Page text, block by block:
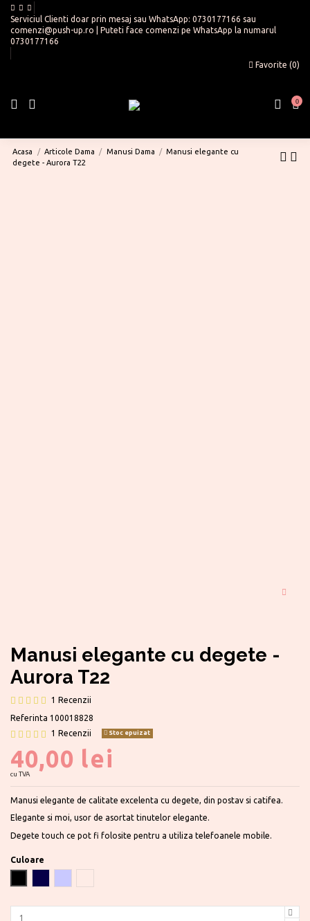
Serviciul Clienti doar prin mesaj sau WhatsApp: 0730177166 sau
comenzi@push-up.ro | Puteti face comenzi pe WhatsApp la numarul
0730177166
Favorite (0)
0
Acasa Articole Dama Manusi Dama
Manusi elegante cu
degete - Aurora T22
Manusi elegante cu degete -
Aurora T22
1 Recenzii
Referinta 100018828
1 Recenzii
Stoc epuizat
40,00 lei
cu TVA
Manusi elegante de calitate excelenta cu degete, din postav si catifea.
Elegante si moi, usor de asortat tinutelor elegante.
Degete touch ce pot fi folosite pentru a utiliza telefoanele mobile.
Culoare